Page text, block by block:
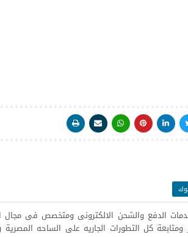
الدفع والشحن الالكترونى ومتخصص فى مجال
كل التطورات الجاريه على الساحه